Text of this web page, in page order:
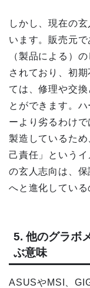
しかし、現在の
います。販売元
（製品による）
されており、初
ては、修理や交
とができます。
ーより劣るわけ
製造しているた
己責任」という
の玄人志向は、
へと進化している
5. 他のグラボ
ぶ意味
ASUSやMSI、